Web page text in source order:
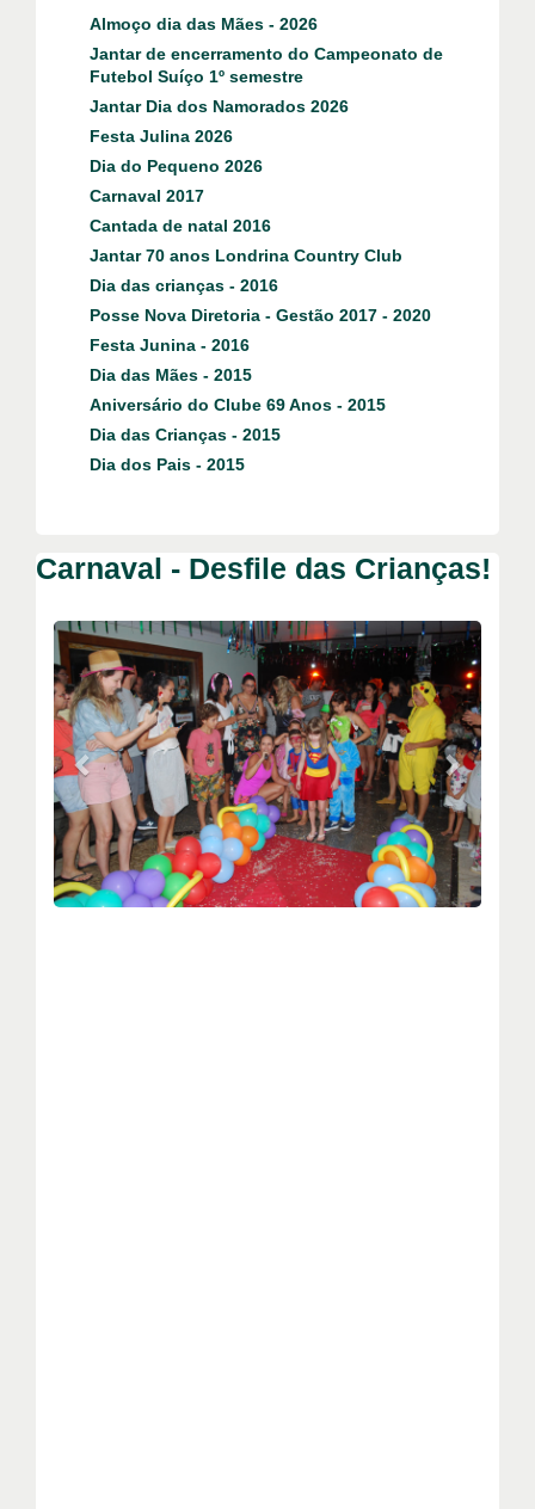
Almoço dia das Mães - 2026
Jantar de encerramento do Campeonato de
Futebol Suíço 1º semestre
Jantar Dia dos Namorados 2026
Festa Julina 2026
Dia do Pequeno 2026
Carnaval 2017
Cantada de natal 2016
Jantar 70 anos Londrina Country Club
Dia das crianças - 2016
Posse Nova Diretoria - Gestão 2017 - 2020
Festa Junina - 2016
Dia das Mães - 2015
Aniversário do Clube 69 Anos - 2015
Dia das Crianças - 2015
Dia dos Pais - 2015
Carnaval - Desfile das Crianças!